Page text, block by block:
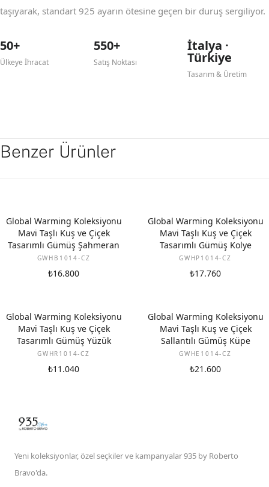
taşıyarak, standart 925 ayarın ötesine geçen bir duruş sergiliyor.
50+
Ülkeye İhracat
550+
Satış Noktası
İtalya ·
Türkiye
Tasarım & Üretim
Benzer Ürünler
Global Warming Koleksiyonu
Mavi Taşlı Kuş ve Çiçek
Tasarımlı Gümüş Şahmeran
GWHB1014-CZ
₺16.800
Global Warming Koleksiyonu
Mavi Taşlı Kuş ve Çiçek
Tasarımlı Gümüş Kolye
GWHP1014-CZ
₺17.760
Global Warming Koleksiyonu
Mavi Taşlı Kuş ve Çiçek
Tasarımlı Gümüş Yüzük
GWHR1014-CZ
₺11.040
Global Warming Koleksiyonu
Mavi Taşlı Kuş ve Çiçek
Sallantılı Gümüş Küpe
GWHE1014-CZ
₺21.600
Yeni koleksiyonlar, özel seçkiler ve kampanyalar 935 by Roberto
Bravo'da.